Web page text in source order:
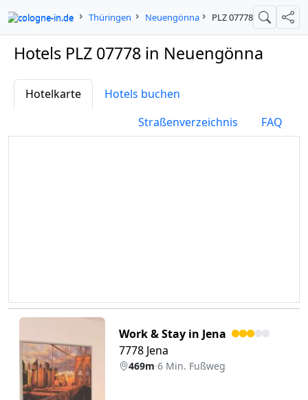
cologne-in.de Thüringen Neuengönna PLZ 07778 Suche
Hotels PLZ 07778 in Neuengönna
Hotelkarte
Hotels buchen
Straßenverzeichnis
FAQ
Work & Stay in Jena
7778 Jena
469m·6 Min. Fußweg